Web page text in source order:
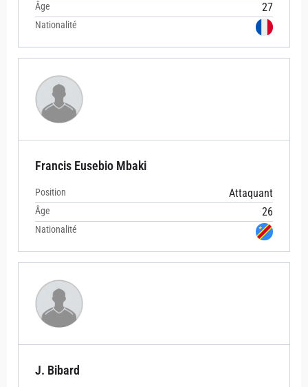
Âge 27
Nationalité
Francis Eusebio Mbaki
Position Attaquant
Âge 26
Nationalité
J. Bibard